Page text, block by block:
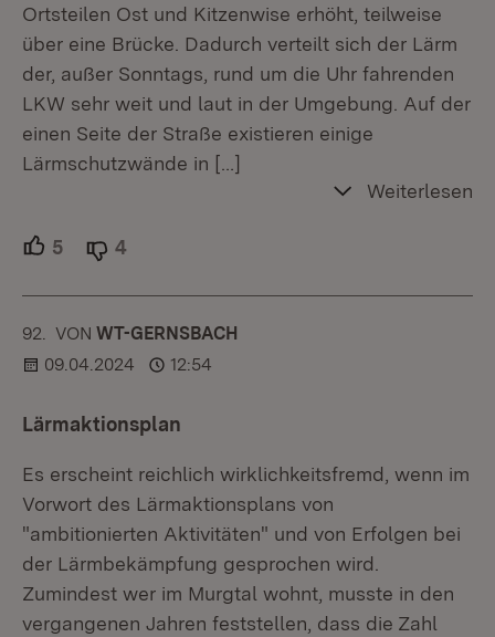
Ortsteilen Ost und Kitzenwise erhöht, teilweise
über eine Brücke. Dadurch verteilt sich der Lärm
der, außer Sonntags, rund um die Uhr fahrenden
LKW sehr weit und laut in der Umgebung. Auf der
einen Seite der Straße existieren einige
Lärmschutzwände in […]
Weiterlesen
5 Unterstützer.
4
92. KOMMENTAR
VON :WT-GERNSBACH
09.04.2024
12:54
Lärmaktionsplan
Es erscheint reichlich wirklichkeitsfremd, wenn im
Vorwort des Lärmaktionsplans von
"ambitionierten Aktivitäten" und von Erfolgen bei
der Lärmbekämpfung gesprochen wird.
Zumindest wer im Murgtal wohnt, musste in den
vergangenen Jahren feststellen, dass die Zahl